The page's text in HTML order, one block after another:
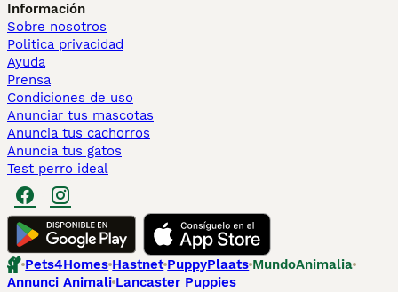
Información
Sobre nosotros
Politica privacidad
Ayuda
Prensa
Condiciones de uso
Anunciar tus mascotas
Anuncia tus cachorros
Anuncia tus gatos
Test perro ideal
Pets4Homes Hastnet PuppyPlaats MundoAnimalia
Annunci Animali Lancaster Puppies